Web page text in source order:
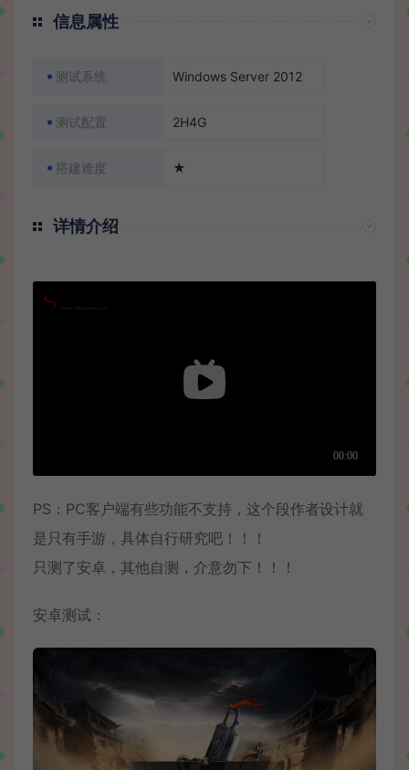
信息属性
测试系统 Windows Server 2012
测试配置 2H4G
搭建难度 ★
详情介绍
PS：PC客户端有些功能不支持，这个段作者设计就
是只有手游，具体自行研究吧！！！
只测了安卓，其他自测，介意勿下！！！
安卓测试：